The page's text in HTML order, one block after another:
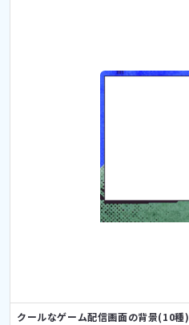
クールなゲーム配信画面の背景(10種)